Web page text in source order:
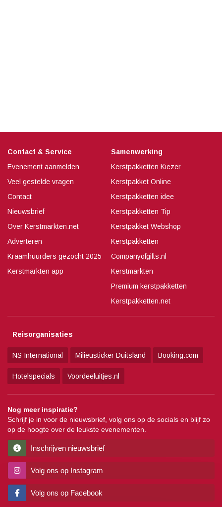
Contact & Service
Evenement aanmelden
Veel gestelde vragen
Contact
Nieuwsbrief
Over Kerstmarkten.net
Adverteren
Kraamhuurders gezocht 2025
Kerstmarkten app
Samenwerking
Kerstpakketten Kiezer
Kerstpakket Online
Kerstpakketten idee
Kerstpakketten Tip
Kerstpakket Webshop
Kerstpakketten
Companyofgifts.nl
Kerstmarkten
Premium kerstpakketten
Kerstpakketten.net
Reisorganisaties
NS International Milieusticker Duitsland Booking.com
Hotelspecials Voordeeluitjes.nl
Nog meer inspiratie?
Schrijf je in voor de nieuwsbrief, volg ons op de socials en blijf zo
op de hoogte over de leukste evenementen.
Inschrijven nieuwsbrief
Volg ons op Instagram
Volg ons op Facebook